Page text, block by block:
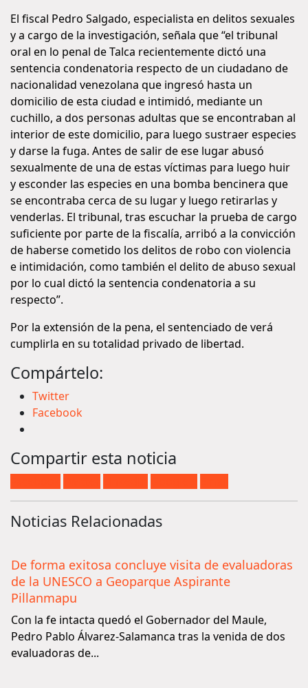
El fiscal Pedro Salgado, especialista en delitos sexuales
y a cargo de la investigación, señala que “el tribunal
oral en lo penal de Talca recientemente dictó una
sentencia condenatoria respecto de un ciudadano de
nacionalidad venezolana que ingresó hasta un
domicilio de esta ciudad e intimidó, mediante un
cuchillo, a dos personas adultas que se encontraban al
interior de este domicilio, para luego sustraer especies
y darse la fuga. Antes de salir de ese lugar abusó
sexualmente de una de estas víctimas para luego huir
y esconder las especies en una bomba bencinera que
se encontraba cerca de su lugar y luego retirarlas y
venderlas. El tribunal, tras escuchar la prueba de cargo
suficiente por parte de la fiscalía, arribó a la convicción
de haberse cometido los delitos de robo con violencia
e intimidación, como también el delito de abuso sexual
por lo cual dictó la sentencia condenatoria a su
respecto”.
Por la extensión de la pena, el sentenciado de verá
cumplirla en su totalidad privado de libertad.
Compártelo:
Twitter
Facebook
Compartir esta noticia
Noticias Relacionadas
De forma exitosa concluye visita de evaluadoras
de la UNESCO a Geoparque Aspirante
Pillanmapu
Con la fe intacta quedó el Gobernador del Maule,
Pedro Pablo Álvarez-Salamanca tras la venida de dos
evaluadoras de...